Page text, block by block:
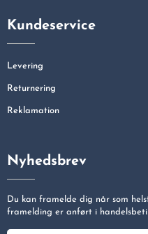
Kundeservice
Levering
Returnering
Reklamation
Nyhedsbrev
Du kan framelde dig når som
framelding er anført i